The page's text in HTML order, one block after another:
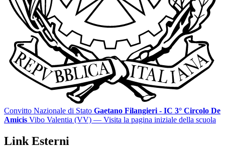
Convitto Nazionale di Stato Gaetano Filangieri - IC 3° Circolo De
Amicis Vibo Valentia (VV) — Visita la pagina iniziale della scuola
Link Esterni